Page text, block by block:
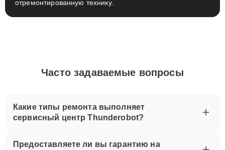
отремонтированную технику.
Часто задаваемые вопросы
Какие типы ремонта выполняет
сервисный центр Thunderobot?
Предоставляете ли вы гарантию на